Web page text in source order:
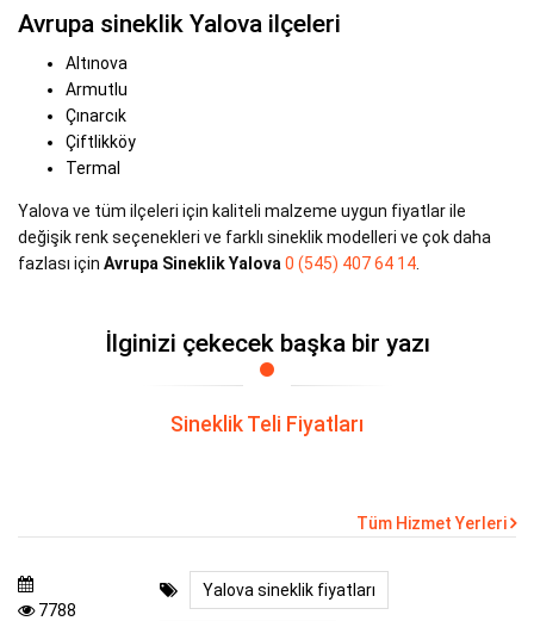
Avrupa sineklik Yalova ilçeleri
Altınova
Armutlu
Çınarcık
Çiftlikköy
Termal
Yalova ve tüm ilçeleri için kaliteli malzeme uygun fiyatlar ile
değişik renk seçenekleri ve farklı sineklik modelleri ve çok daha
fazlası için Avrupa Sineklik Yalova 0 (545) 407 64 14
İlginizi çekecek başka bir yazı
Sineklik Teli Fiyatları
Tüm Hizmet Yerleri
7788
Yalova sineklik fiyatları